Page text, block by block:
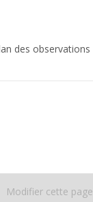
des observations
Modifier cette page